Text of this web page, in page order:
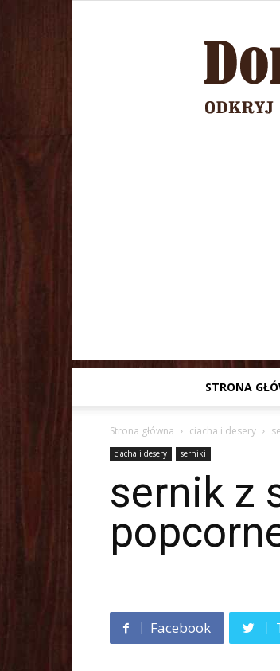
STRONA
Strona główna ciacha i desery
ciacha i desery serniki
sernik z
Facebook